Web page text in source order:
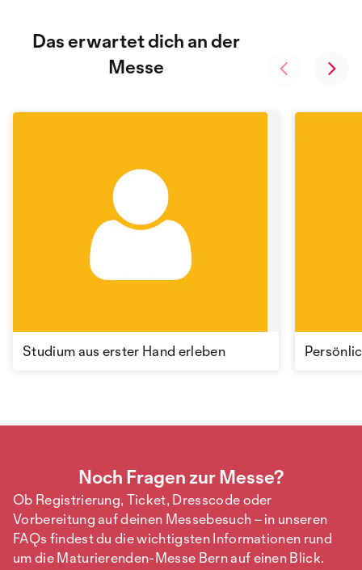
«Wie fördern Sie die Weiterentwicklung
Ihrer Studierenden oder Mitarbeitenden?»
Gespräch beenden
Visitenkarte/Kontaktdaten. Bedanke dich und
verabschiede dich.
Notiere dir anschliessend direkt ein paar
Stichpunkte: Wer war dein Kontakt? Worum ging
es im Gespräch? So kannst du dich später per Mail
oder LinkedIn melden und in Erinnerung bleiben.
kurze Nachricht. Bedanke dich für das Gespräch
und knüpfe daran an.
Das erwartet dich an der
Messe
Studium aus erster Hand erleben
Noch Fragen zur Messe?
Ob Registrierung, Ticket, Dresscode oder
Vorbereitung auf deinen Messebesuch – in unseren
FAQs findest du die wichtigsten Informationen rund
um die Maturierenden-Messe Bern auf einen Blick.